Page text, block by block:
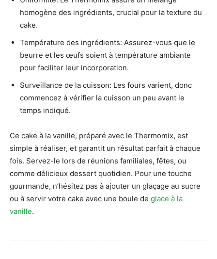
homogène des ingrédients, crucial pour la texture du
cake.
Température des ingrédients: Assurez-vous que le
beurre et les œufs soient à température ambiante
pour faciliter leur incorporation.
Surveillance de la cuisson: Les fours varient, donc
commencez à vérifier la cuisson un peu avant le
temps indiqué.
Ce cake à la vanille, préparé avec le Thermomix, est
simple à réaliser, et garantit un résultat parfait à chaque
fois. Servez-le lors de réunions familiales, fêtes, ou
comme délicieux dessert quotidien. Pour une touche
gourmande, n’hésitez pas à ajouter un glaçage au sucre
ou à servir votre cake avec une boule de glace à la
vanille.